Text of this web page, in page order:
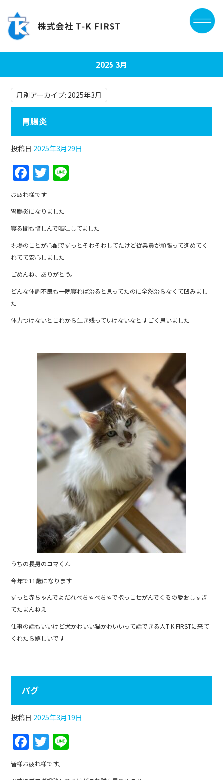
2025 3月
月別アーカイブ: 2025年3月
胃腸炎
投稿日 2025年3月29日
F
a
c
e
b
o
o
k
T
w
itt
er
お疲れ様です
胃腸炎になりました
寝る間も惜しんで嘔吐してました
現場のことが心配でずっとそわそわしてたけど従業員が頑張って進めてく
れてて安心しました
ごめんね、ありがとう。
どんな体調不良も一晩寝れば治ると思ってたのに全然治らなくて凹みまし
た
体力つけないとこれから生き残っていけないなとすごく思いました
うちの長男のコマくん
今年で11歳になります
ずっと赤ちゃんでよだれべちゃべちゃで抱っこせがんでくるの愛おしすぎ
てたまんねえ
仕事の話もいいけど犬かわいい猫かわいいって話できる人T-K FIRSTに来て
くれたら嬉しいです
パグ
投稿日 2025年3月19日
F
a
c
T
w
itt e
皆様お疲れ様です。